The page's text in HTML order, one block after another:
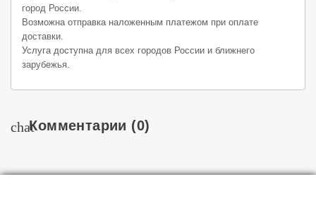
город России.
Возможна отправка наложенным платежом при оплате
доставки.
Услуга доступна для всех городов России и ближнего
зарубежья.
chatКомментарии (0)